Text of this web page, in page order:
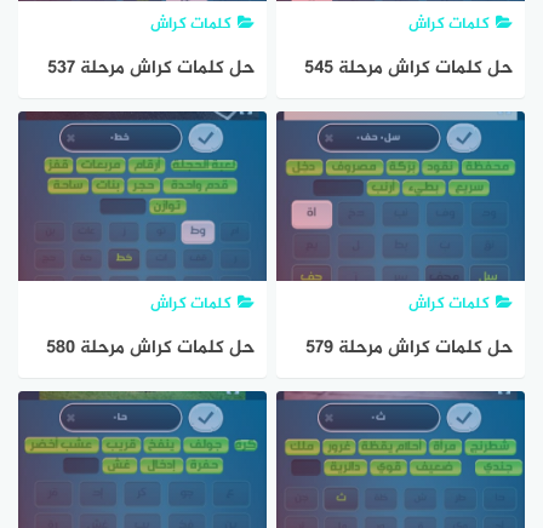
كلمات كراش
حل كلمات كراش مرحلة 545
مقاطع الكلمات
كلمات كراش
حل كلمات كراش مرحلة 537
مقاطع الكلمات
كلمات كراش
حل كلمات كراش مرحلة 579
مقاطع الكلمات
كلمات كراش
حل كلمات كراش مرحلة 580
مقاطع الكلمات